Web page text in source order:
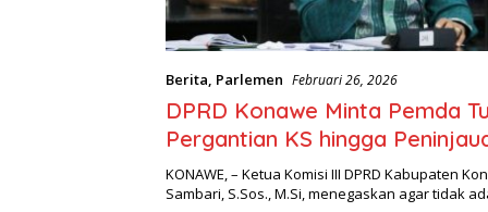
Berita, Parlemen Februari 26, 2026
DPRD Konawe Minta Pemda
Pergantian KS hingga
Selesai
KONAWE, – Ketua Komisi III DPRD Kabupaten
Sambari, S.Sos., M.Si, menegaskan agar tidak